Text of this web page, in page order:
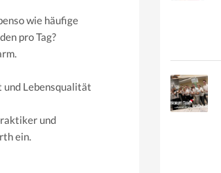
wie häufige
pro Tag?
und Lebensqualität
und
ein.